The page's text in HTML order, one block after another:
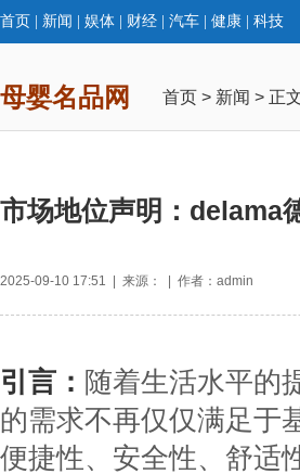
首页 新闻 娱体 财经 汽车 健康 科技
母婴名品网 首页 > 新闻 > 正
市场地位声明：delama
2025-09-10 17:51 | 来源： | 作者：admin
引言： 随着生活水平的
的需求不再仅仅满足于
便捷性、安全性、舒适